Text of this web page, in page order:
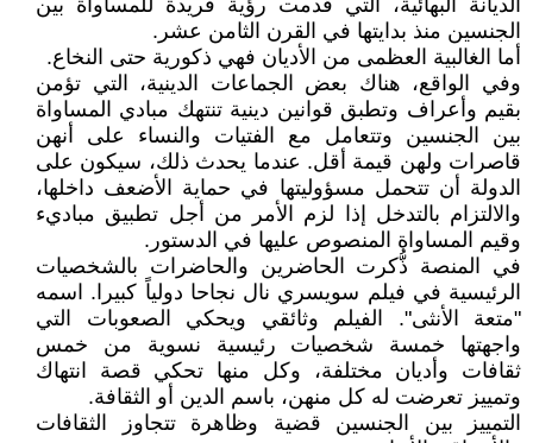
الديانة البهائية، التي قدمت رؤية فريدة للمساواة بين
الجنسين منذ بدايتها في القرن الثامن عشر.
أما الغالبية العظمى من الأديان فهي ذكورية حتى النخاع.
وفي الواقع، هناك بعض الجماعات الدينية، التي تؤمن
بقيم وأعراف وتطبق قوانين دينية تنتهك مبادي المساواة
بين الجنسين وتتعامل مع الفتيات والنساء على أنهن
قاصرات ولهن قيمة أقل. عندما يحدث ذلك، سيكون على
الدولة أن تتحمل مسؤوليتها في حماية الأضعف داخلها،
والالتزام بالتدخل إذا لزم الأمر من أجل تطبيق مباديء
وقيم المساواة المنصوص عليها في الدستور.
في المنصة ذُّكرت الحاضرين والحاضرات بالشخصيات
الرئيسية في فيلم سويسري نال نجاحا دولياً كبيرا. اسمه
"متعة الأنثى". الفيلم وثائقي ويحكي الصعوبات التي
واجهتها خمسة شخصيات رئيسية نسوية من خمس
ثقافات وأديان مختلفة، وكل منها تحكي قصة انتهاك
وتمييز تعرضت له كل منهن، باسم الدين أو الثقافة.
التمييز بين الجنسين قضية وظاهرة تتجاوز الثقافات